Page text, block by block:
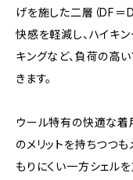
げを施した二層（DF
快感を軽減し、ハイキ
キングなど、負荷の高
きます。
ウール特有の快適な着
のメリットを持ちつつ
もりにくい一方シェル